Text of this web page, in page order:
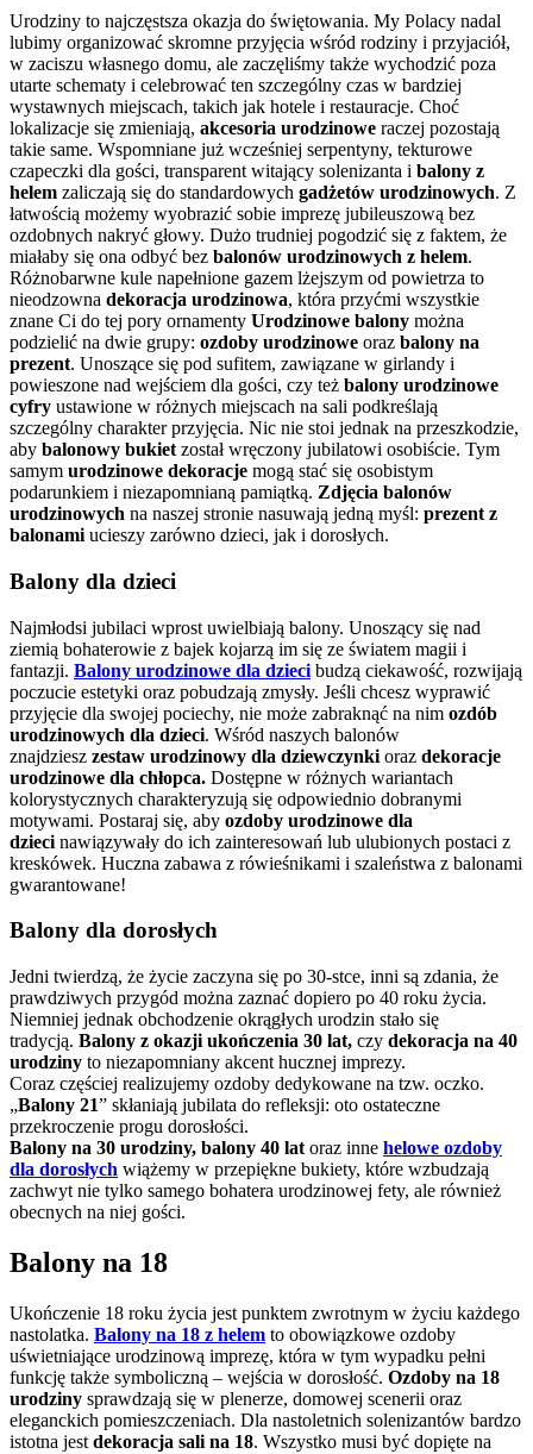
Urodziny to najczęstsza okazja do świętowania. My Polacy nadal
lubimy organizować skromne przyjęcia wśród rodziny i przyjaciół,
w zaciszu własnego domu, ale zaczęliśmy także wychodzić poza
utarte schematy i celebrować ten szczególny czas w bardziej
wystawnych miejscach, takich jak hotele i restauracje. Choć
lokalizacje się zmieniają, akcesoria urodzinowe raczej pozostają
takie same. Wspomniane już wcześniej serpentyny, tekturowe
czapeczki dla gości, transparent witający solenizanta i balony z
helem zaliczają się do standardowych gadżetów urodzinowych. Z
łatwością możemy wyobrazić sobie imprezę jubileuszową bez
ozdobnych nakryć głowy. Dużo trudniej pogodzić się z faktem, że
miałaby się ona odbyć bez balonów urodzinowych z helem.
Różnobarwne kule napełnione gazem lżejszym od powietrza to
nieodzowna dekoracja urodzinowa, która przyćmi wszystkie
znane Ci do tej pory ornamenty Urodzinowe balony można
podzielić na dwie grupy: ozdoby urodzinowe oraz balony na
prezent. Unoszące się pod sufitem, zawiązane w girlandy i
powieszone nad wejściem dla gości, czy też balony urodzinowe
cyfry ustawione w różnych miejscach na sali podkreślają
szczególny charakter przyjęcia. Nic nie stoi jednak na przeszkodzie,
aby balonowy bukiet został wręczony jubilatowi osobiście. Tym
samym urodzinowe dekoracje mogą stać się osobistym
podarunkiem i niezapomnianą pamiątką. Zdjęcia balonów
urodzinowych na naszej stronie nasuwają jedną myśl: prezent z
balonami ucieszy zarówno dzieci, jak i dorosłych.
Balony dla dzieci
Najmłodsi jubilaci wprost uwielbiają balony. Unoszący się nad
ziemią bohaterowie z bajek kojarzą im się ze światem magii i
fantazji. Balony urodzinowe dla dzieci budzą ciekawość, rozwijają
poczucie estetyki oraz pobudzają zmysły. Jeśli chcesz wyprawić
przyjęcie dla swojej pociechy, nie może zabraknąć na nim ozdób
urodzinowych dla dzieci. Wśród naszych balonów
znajdziesz zestaw urodzinowy dla dziewczynki oraz dekoracje
urodzinowe dla chłopca. Dostępne w różnych wariantach
kolorystycznych charakteryzują się odpowiednio dobranymi
motywami. Postaraj się, aby ozdoby urodzinowe dla
dzieci nawiązywały do ich zainteresowań lub ulubionych postaci z
kreskówek. Huczna zabawa z rówieśnikami i szaleństwa z balonami
gwarantowane!
Balony dla dorosłych
Jedni twierdzą, że życie zaczyna się po 30-stce, inni są zdania, że
prawdziwych przygód można zaznać dopiero po 40 roku życia.
Niemniej jednak obchodzenie okrągłych urodzin stało się
tradycją. Balony z okazji ukończenia 30 lat, czy dekoracja na 40
urodziny to niezapomniany akcent hucznej imprezy.
Coraz częściej realizujemy ozdoby dedykowane na tzw. oczko.
„Balony 21” skłaniają jubilata do refleksji: oto ostateczne
przekroczenie progu dorosłości.
Balony na 30 urodziny, balony 40 lat oraz inne helowe ozdoby
dla dorosłych wiążemy w przepiękne bukiety, które wzbudzają
zachwyt nie tylko samego bohatera urodzinowej fety, ale również
obecnych na niej gości.
Balony na 18
Ukończenie 18 roku życia jest punktem zwrotnym w życiu każdego
nastolatka. Balony na 18 z helem to obowiązkowe ozdoby
uświetniające urodzinową imprezę, która w tym wypadku pełni
funkcję także symboliczną – wejścia w dorosłość. Ozdoby na 18
urodziny sprawdzają się w plenerze, domowej scenerii oraz
eleganckich pomieszczeniach. Dla nastoletnich solenizantów bardzo
istotna jest dekoracja sali na 18. Wszystko musi być dopięte na